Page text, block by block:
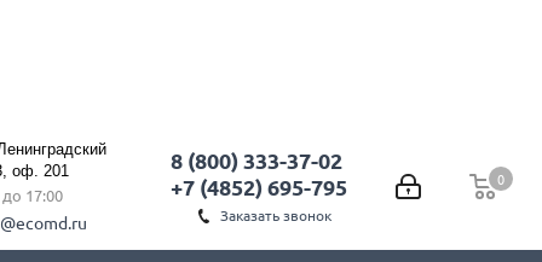
0
0
8 (800) 333-37-02
+7 (4852) 695-795
Заказать звонок
оф. 201
до 17:00